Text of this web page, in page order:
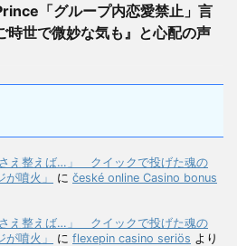
「グループ内恋愛禁止」言
時世で微妙な気も』と心配の声
さえ整えば…」 クイックで投げた魂の
噴火」
に české online Casino bonus
さえ整えば…」 クイックで投げた魂の
噴火」
に flexepin casino seriös より